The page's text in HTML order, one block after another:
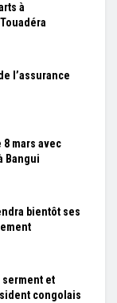
à
l’assurance
8 mars avec
Bangui
bientôt ses
serment et
congolais